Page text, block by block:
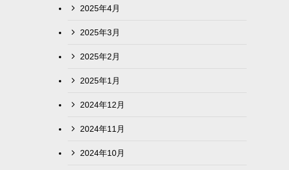
2025年4月
2025年3月
2025年2月
2025年1月
2024年12月
2024年11月
2024年10月